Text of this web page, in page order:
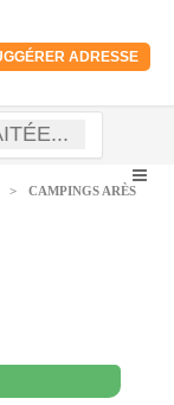
ADRESSE
> CAMPINGS ARÈS